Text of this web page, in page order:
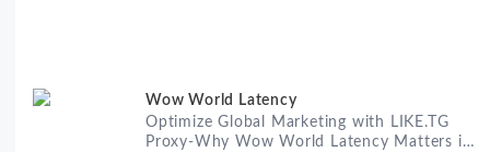
Wow World Latency
Optimize Global Marketing with LIKE.TG
Proxy-Why Wow World Latency Matters in